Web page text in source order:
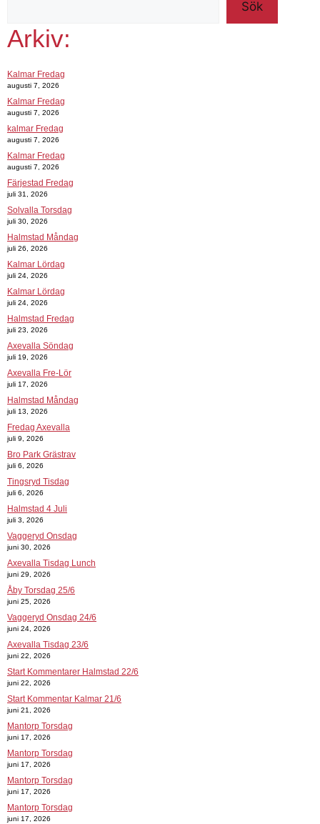
Sök
Arkiv:
Kalmar Fredag
augusti 7, 2026
Kalmar Fredag
augusti 7, 2026
kalmar Fredag
augusti 7, 2026
Kalmar Fredag
augusti 7, 2026
Färjestad Fredag
juli 31, 2026
Solvalla Torsdag
juli 30, 2026
Halmstad Måndag
juli 26, 2026
Kalmar Lördag
juli 24, 2026
Kalmar Lördag
juli 24, 2026
Halmstad Fredag
juli 23, 2026
Axevalla Söndag
juli 19, 2026
Axevalla Fre-Lör
juli 17, 2026
Halmstad Måndag
juli 13, 2026
Fredag Axevalla
juli 9, 2026
Bro Park Grästrav
juli 6, 2026
Tingsryd Tisdag
juli 6, 2026
Halmstad 4 Juli
juli 3, 2026
Vaggeryd Onsdag
juni 30, 2026
Axevalla Tisdag Lunch
juni 29, 2026
Åby Torsdag 25/6
juni 25, 2026
Vaggeryd Onsdag 24/6
juni 24, 2026
Axevalla Tisdag 23/6
juni 22, 2026
Start Kommentarer Halmstad 22/6
juni 22, 2026
Start Kommentar Kalmar 21/6
juni 21, 2026
Mantorp Torsdag
juni 17, 2026
Mantorp Torsdag
juni 17, 2026
Mantorp Torsdag
juni 17, 2026
Mantorp Torsdag
juni 17, 2026